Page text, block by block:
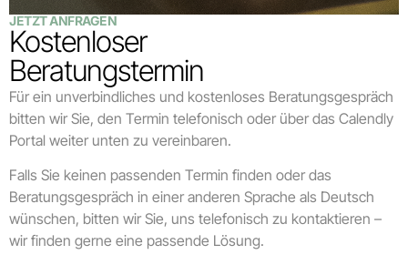
JETZT ANFRAGEN
Kostenloser
Beratungstermin
Für ein unverbindliches und kostenloses Beratungsgespräch
bitten wir Sie, den Termin telefonisch oder über das Calendly
Portal weiter unten zu vereinbaren.
Falls Sie keinen passenden Termin finden oder das
Beratungsgespräch in einer anderen Sprache als Deutsch
wünschen, bitten wir Sie, uns telefonisch zu kontaktieren –
wir finden gerne eine passende Lösung.